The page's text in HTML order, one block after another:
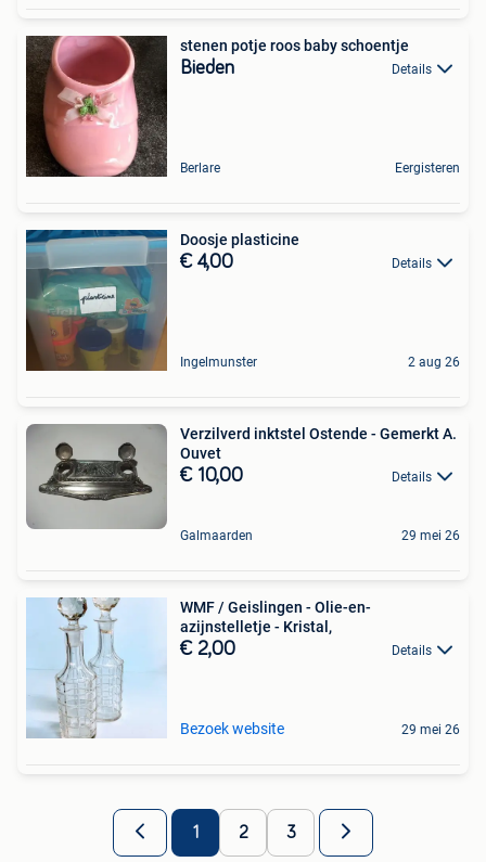
stenen potje roos baby schoentje
Bieden Details
Berlare Eergisteren
Doosje plasticine
€ 4,00 Details
Ingelmunster 2 aug 26
Verzilverd inktstel Ostende - Gemerkt A.
Ouvet
€ 10,00 Details
Galmaarden 29 mei 26
WMF / Geislingen - Olie-en-
azijnstelletje - Kristal,
€ 2,00 Details
Bezoek website 29 mei 26
1 2 3